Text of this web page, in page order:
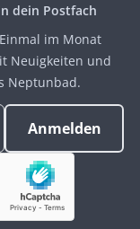
dein Postfach
im Monat
Neuigkeiten und
Neptunbad.